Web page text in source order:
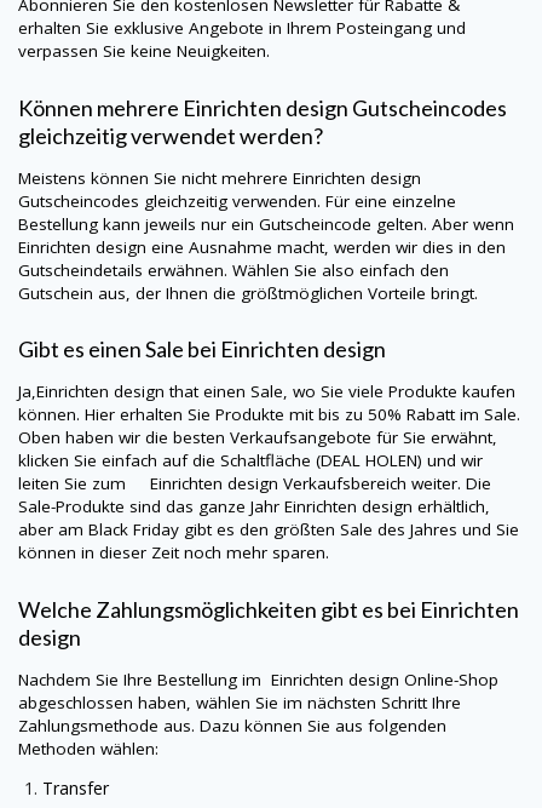
Abonnieren Sie den kostenlosen Newsletter für Rabatte &
erhalten Sie exklusive Angebote in Ihrem Posteingang und
verpassen Sie keine Neuigkeiten.
Können mehrere Einrichten design Gutscheincodes
gleichzeitig verwendet werden?
Meistens können Sie nicht mehrere Einrichten design
Gutscheincodes gleichzeitig verwenden. Für eine einzelne
Bestellung kann jeweils nur ein Gutscheincode gelten. Aber wenn
Einrichten design eine Ausnahme macht, werden wir dies in den
Gutscheindetails erwähnen. Wählen Sie also einfach den
Gutschein aus, der Ihnen die größtmöglichen Vorteile bringt.
Gibt es einen Sale bei Einrichten design
Ja,Einrichten design that einen Sale, wo Sie viele Produkte kaufen
können. Hier erhalten Sie Produkte mit bis zu 50% Rabatt im Sale.
Oben haben wir die besten Verkaufsangebote für Sie erwähnt,
klicken Sie einfach auf die Schaltfläche (DEAL HOLEN) und wir
leiten Sie zum Einrichten design Verkaufsbereich weiter. Die
Sale-Produkte sind das ganze Jahr Einrichten design erhältlich,
aber am Black Friday gibt es den größten Sale des Jahres und Sie
können in dieser Zeit noch mehr sparen.
Welche Zahlungsmöglichkeiten gibt es bei Einrichten
design
Nachdem Sie Ihre Bestellung im Einrichten design Online-Shop
abgeschlossen haben, wählen Sie im nächsten Schritt Ihre
Zahlungsmethode aus. Dazu können Sie aus folgenden
Methoden wählen:
Transfer